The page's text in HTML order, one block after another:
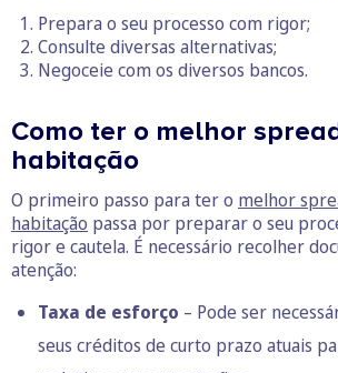
Prepara o seu processo com rigor;
Consulte diversas alternativas;
Negoceie com os diversos bancos.
Como ter o melhor
habitação
O primeiro passo para ter o melhor
habitação passa por preparar o seu
rigor e cautela. É necessário recolher
atenção:
Taxa de esforço – Pode ser
seus créditos de curto prazo atuais